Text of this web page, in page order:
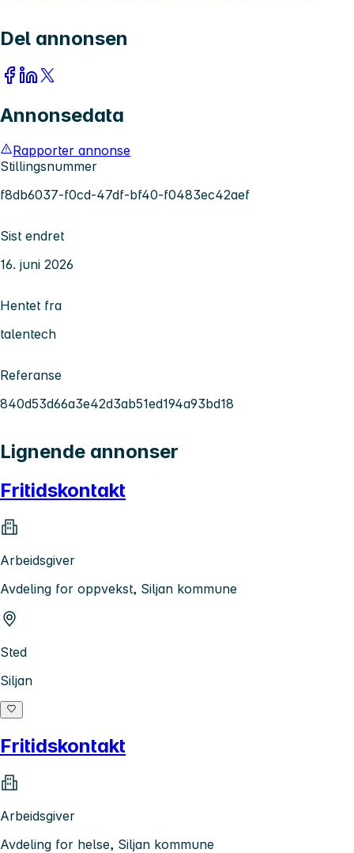
Del annonsen
Annonsedata
Rapporter annonse
Stillingsnummer
f8db6037-f0cd-47df-bf40-f0483ec42aef
Sist endret
16. juni 2026
Hentet fra
talentech
Referanse
840d53d66a3e42d3ab51ed194a93bd18
Lignende annonser
Fritidskontakt
Arbeidsgiver
Avdeling for oppvekst, Siljan kommune
Sted
Siljan
Fritidskontakt
Arbeidsgiver
Avdeling for helse, Siljan kommune